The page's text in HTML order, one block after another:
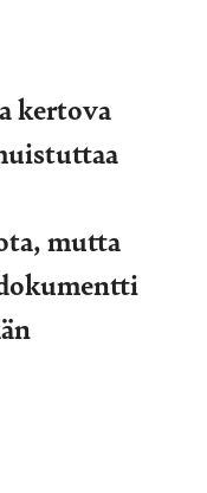
kertova
mutta